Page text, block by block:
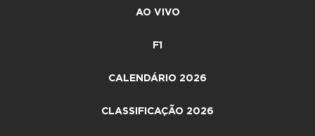
AO VIVO
F1
CALENDÁRIO 2026
CLASSIFICAÇÃO 2026